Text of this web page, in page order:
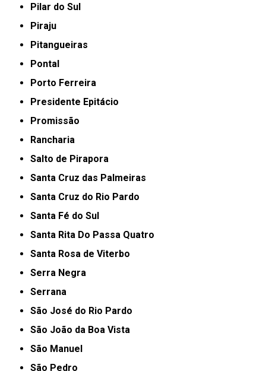
Pilar do Sul
Piraju
Pitangueiras
Pontal
Porto Ferreira
Presidente Epitácio
Promissão
Rancharia
Salto de Pirapora
Santa Cruz das Palmeiras
Santa Cruz do Rio Pardo
Santa Fé do Sul
Santa Rita Do Passa Quatro
Santa Rosa de Viterbo
Serra Negra
Serrana
São José do Rio Pardo
São João da Boa Vista
São Manuel
São Pedro